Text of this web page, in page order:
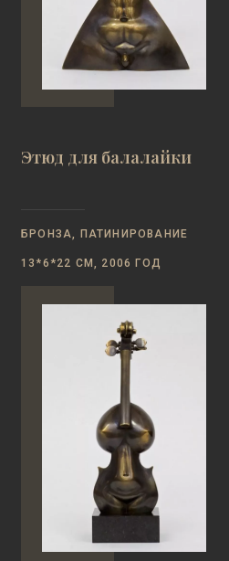
Этюд для балалайки
БРОНЗА, ПАТИНИРОВАНИЕ
13*6*22 СМ, 2006 ГОД